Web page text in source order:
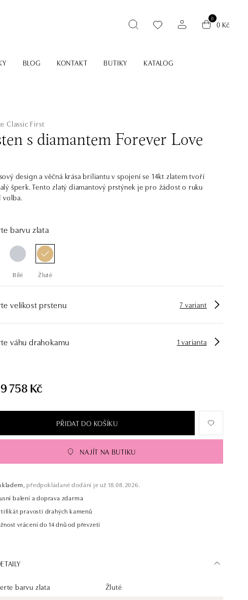
0
0 Kč
BLOG KONTAKT BUTIKY KATALOG
Classic First
s diamantem Forever Love
design a věčná krása briliantu v spojení se 14kt zlatem tvoří
šperk. Tento zlatý diamantový prstýnek je pro žádost o ruku
volba.
barvu zlata
Bílé Žluté
velikost prstenu 7 variant
váhu drahokamu 1 varianta
758 Kč
PŘIDAT DO KOŠÍKU
NAJÍT NA BUTIKU
předpokládané dodání je už 18.08.2026.
balení a doprava zdarma
pravosti drahých kamenů
vrácení do 14 dnů od převzetí
barvu zlata
Žluté